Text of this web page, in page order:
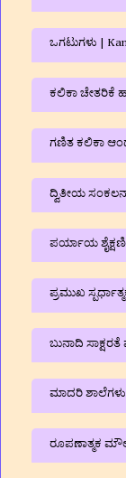
ಒಗಟುಗಳು |
ಕಲಿಕಾ ಚೇತರಿಕೆ
ಗಣಿತ ಕಲಿಕಾ
ದ್ವಿತೀಯ
ಪರ್ಯಾಯ
ಪ್ರಮುಖ
ಬುನಾದಿ ಸಾಕ್ಷರತೆ
ಮಾದರಿ ಶಾಲೆಗಳು
ರೂಪಣಾತ್ಮಕ